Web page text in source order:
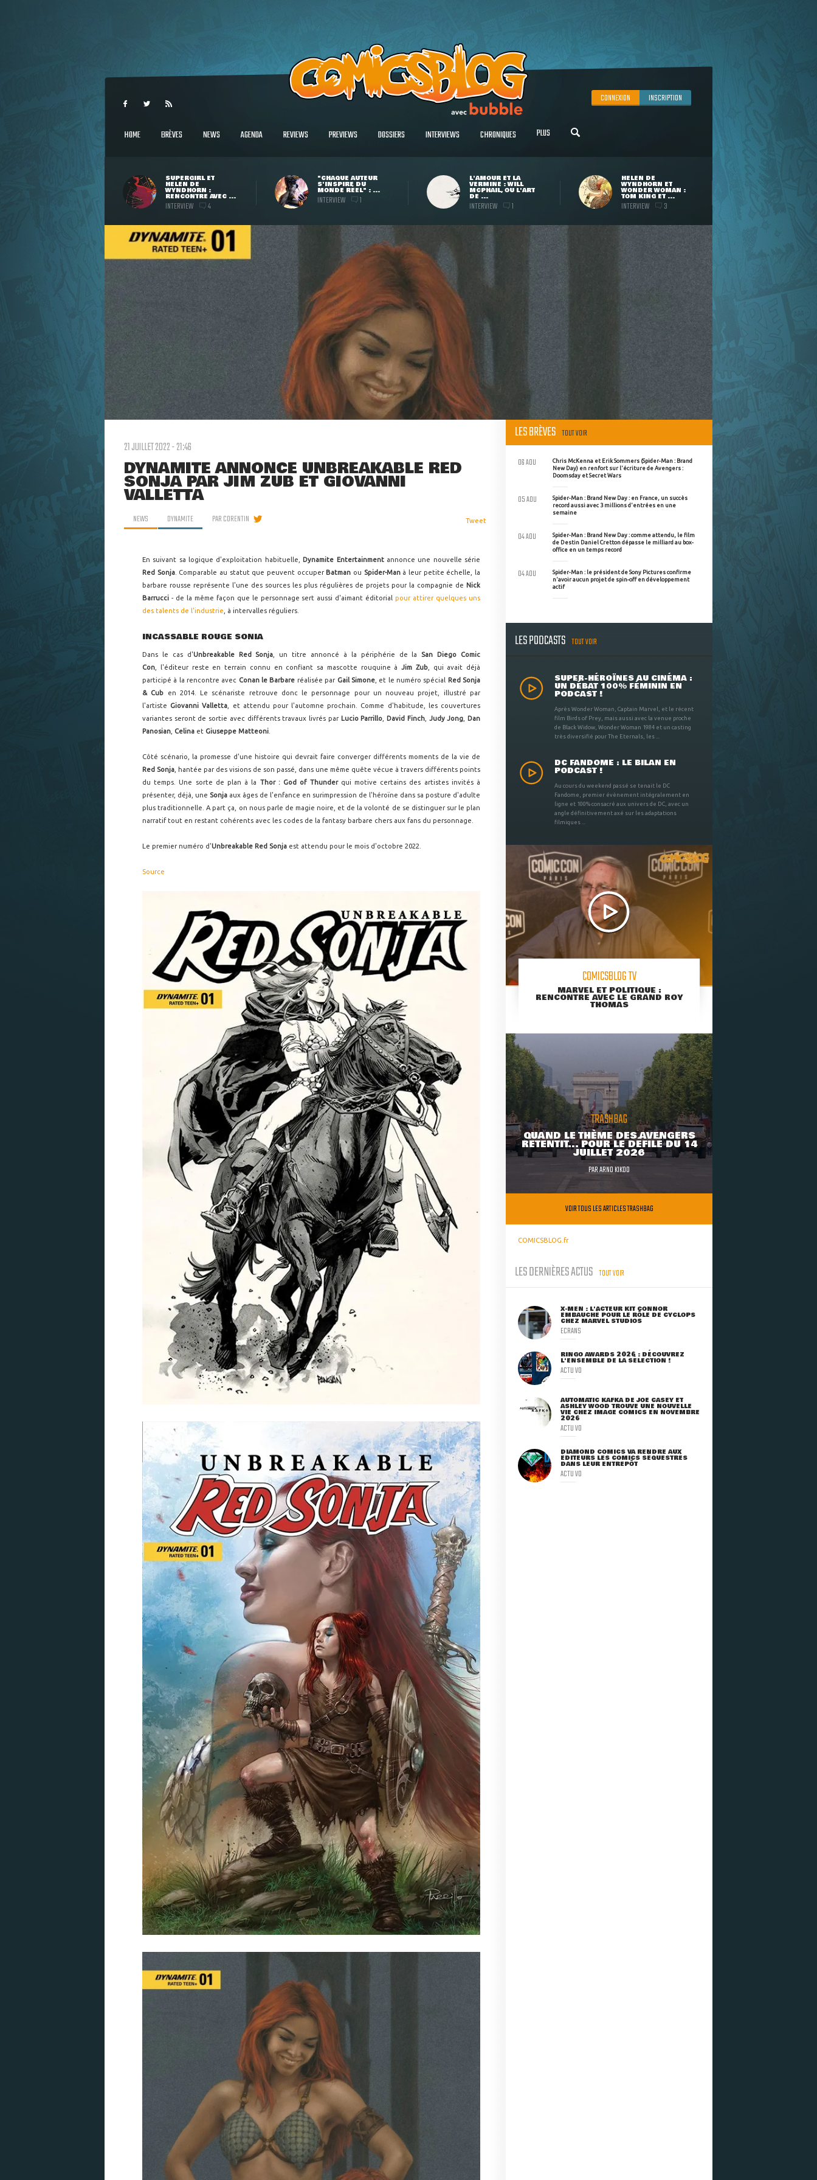
CONNEXION INSCRIPTION
HOME BRÈVES NEWS AGENDA REVIEWS PREVIEWS DOSSIERS INTERVIEWS CHRONIQUES PLUS
SUPERGIRL ET
HELEN DE
WYNDHORN :
RENCONTRE AVEC ...
INTERVIEW 4
"CHAQUE AUTEUR
S'INSPIRE DU
MONDE RÉEL" : ...
INTERVIEW 1
L'AMOUR ET LA
VERMINE : WILL
MCPHAIL, OU L'ART
DE ...
INTERVIEW 1
HELEN DE
WYNDHORN ET
WONDER WOMAN :
TOM KING ET ...
INTERVIEW 3
21 JUILLET 2022 - 21:46
DYNAMITE ANNONCE UNBREAKABLE RED
SONJA PAR JIM ZUB ET GIOVANNI
VALLETTA
NEWS DYNAMITE PARCORENTIN Tweet
En suivant sa logique d'exploitation habituelle, Dynamite Entertainmentannonce une nouvelle série
Red Sonja. Comparable au statut que peuvent occuper Batman ou Spider-Manà leur petite échelle, la
barbare rousse représente l'une des sources les plus régulières de projets pour la compagnie de Nick
Barrucci - de la même façon que le personnage sert aussi d'aimant éditorialpour attirer quelques uns
des talents de l'industrie , à intervalles réguliers.
INCASSABLE ROUGE SONIA
Dans le cas d'Unbreakable Red Sonja , un titre annoncé à la périphérie de la San Diego Comic
Con , l'éditeur reste en terrain connu en confiant sa mascotte rouquine à Jim Zub, qui avait déjà
participé à la rencontre avec Conan le Barbare réalisée par Gail Simone, et le numéro spécial
Red Sonja
& Cub en 2014. Le scénariste retrouve donc le personnage pour un nouveau projet, illustré par
l'artiste Giovanni Valletta , et attendu pour l'automne prochain. Comme d'habitude, les couvertures
variantes seront de sortie avec différents travaux livrés par Lucio Parrillo David Finch, Judy Jong
Dan
Panosian Celina et Giuseppe Matteoni
Côté scénario, la promesse d'une histoire qui devrait faire converger différents moments de la vie de
Red Sonja , hantée par des visions de son passé, dans une même quête vécue à travers différents points
du temps. Une sorte de plan à la Thor : God of Thunderqui motive certains des artistes invités à
présenter, déjà, une Sonja aux âges de l'enfance en surimpression de l'héroïne dans sa posture d'adulte
plus traditionnelle. A part ça, on nous parle de magie noire, et de la volonté de se distinguer sur le plan
narratif tout en restant cohérents avec les codes de la fantasy barbare chers aux fans du personnage.
Le premier numéro d'Unbreakable Red Sonja est attendu pour le mois d'octobre 2022.
Source
LES BRÈVES TOUT VOIR
Chris McKenna et Erik Sommers (Spider-Man : Brand
New Day) en renfort sur l'écriture de Avengers :
Doomsday et Secret Wars
06 AOU
Spider-Man : Brand New Day : en France, un succès
record aussi avec 3 millions d'entrées en une
semaine
05 AOU
Spider-Man : Brand New Day : comme attendu, le film
de Destin Daniel Cretton dépasse le milliard au box-
office en un temps record
04 AOU
Spider-Man : le président de Sony Pictures confirme
n'avoir aucun projet de spin-off en développement
actif
04 AOU
LES PODCASTS TOUT VOIR
SUPER-HÉROÏNES AU CINÉMA :
UN DÉBAT 100% FÉMININ EN
PODCAST !
Après Wonder Woman, Captain Marvel, et le récent
film Birds of Prey, mais aussi avec la venue proche
de Black Widow, Wonder Woman 1984 et un casting
très diversifié pour The Eternals, les ...
DC FANDOME : LE BILAN EN
PODCAST !
Au cours du weekend passé se tenait le DC
Fandome, premier évènement intégralement en
ligne et 100% consacré aux univers de DC, avec un
angle définitivement axé sur les adaptations
filmiques ...
COMICSBLOG TV
MARVEL ET POLITIQUE :
RENCONTRE AVEC LE GRAND ROY
THOMAS
TRASHBAG
QUAND LE THÈME DES AVENGERS
RETENTIT... POUR LE DÉFILÉ DU 14
JUILLET 2026
PARARNO KIKOO
VOIR TOUS LES ARTICLES TRASHBAG
COMICSBLOG.fr
LES DERNIÈRES ACTUS TOUT VOIR
X-MEN : L'ACTEUR KIT CONNOR
EMBAUCHÉ POUR LE RÔLE DE CYCLOPS
CHEZ MARVEL STUDIOS
ECRANS
RINGO AWARDS 2026 : DÉCOUVREZ
L'ENSEMBLE DE LA SÉLECTION !
ACTU VO
AUTOMATIC KAFKA DE JOE CASEY ET
ASHLEY WOOD TROUVE UNE NOUVELLE
VIE CHEZ IMAGE COMICS EN NOVEMBRE
2026
ACTU VO
DIAMOND COMICS VA RENDRE AUX
ÉDITEURS LES COMICS SÉQUESTRÉS
DANS LEUR ENTREPÔT
ACTU VO